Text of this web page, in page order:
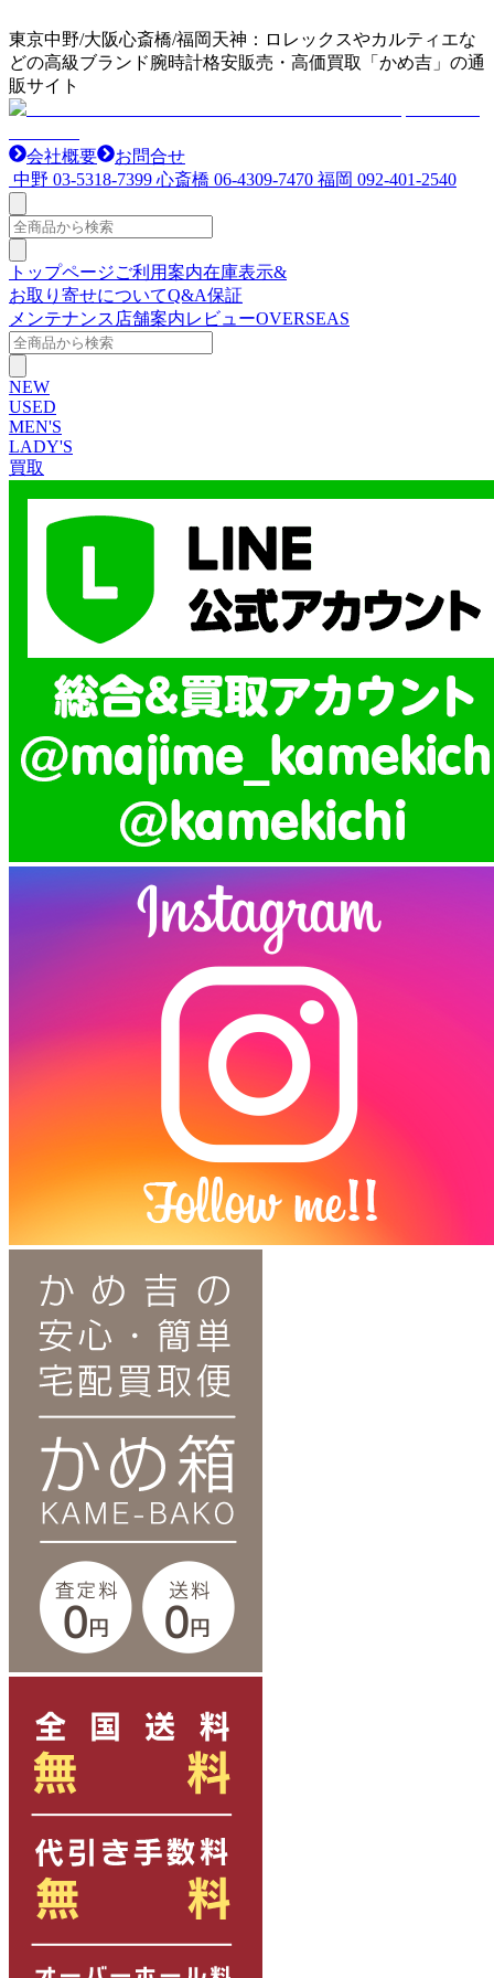
東京中野/大阪心斎橋/福岡天神：ロレックスやカルティエな
どの高級ブランド腕時計格安販売・高価買取「かめ吉」の通
販サイト
会社概要
お問合せ
中野 03-5318-7399 心斎橋 06-4309-7470 福岡 092-401-2540
トップページご利用案内在庫表示&
お取り寄せについてQ&A保証
メンテナンス 店舗案内レビューOVERSEAS
NEW
USED
MEN'S
LADY'S
買取